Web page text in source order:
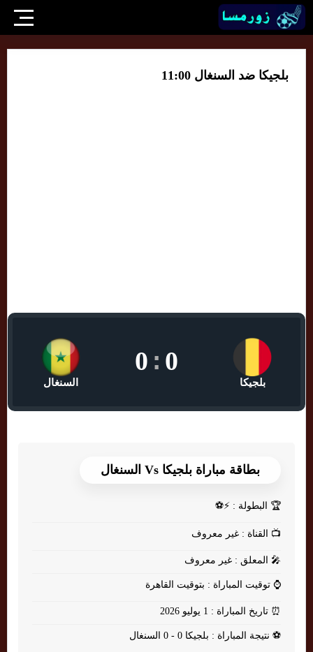
بلجيكا ضد السنغال 11:00
بلجيكا
0
:
0
السنغال
بطاقة مباراة بلجيكا Vs السنغال
🏆 البطولة : ⚡⚽
📺 القناة : غير معروف
🎤 المعلق : غير معروف
⌚ توقيت المباراة : بتوقيت القاهرة
⏰ تاريخ المباراة : 1 يوليو 2026
⚽ نتيجة المباراة : بلجيكا 0 - 0 السنغال